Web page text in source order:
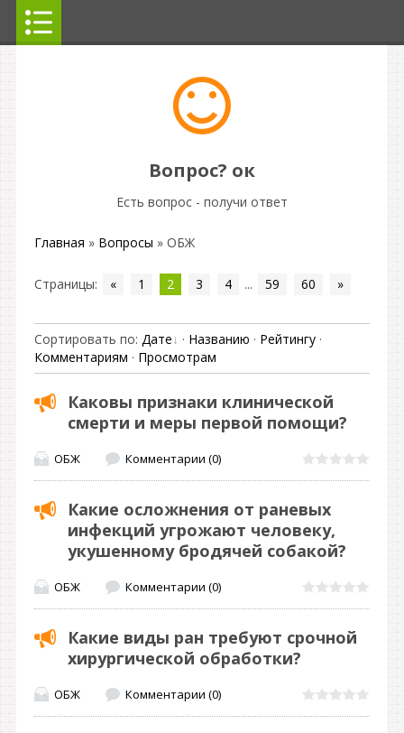
Вопрос? ок
Есть вопрос - получи ответ
Главная » Вопросы » ОБЖ
Страницы: « 1 2 3 4 ... 59 60 »
Сортировать по: Дате · Названию · Рейтингу ·
Комментариям · Просмотрам
Каковы признаки клинической
смерти и меры первой помощи?
ОБЖ Комментарии (0)
Какие осложнения от раневых
инфекций угрожают человеку,
укушенному бродячей собакой?
ОБЖ Комментарии (0)
Какие виды ран требуют срочной
хирургической обработки?
ОБЖ Комментарии (0)